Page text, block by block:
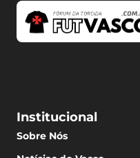
Institucional
Sobre Nós